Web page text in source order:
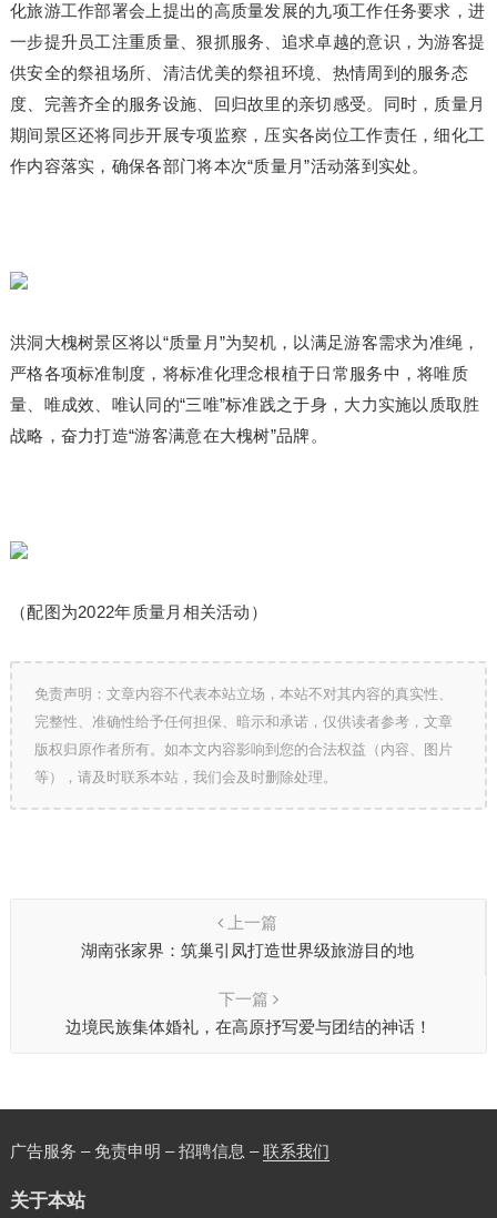
化旅游工作部署会上提出的高质量发展的九项工作任务要求，进
一步提升员工注重质量、狠抓服务、追求卓越的意识，为游客提
供安全的祭祖场所、清洁优美的祭祖环境、热情周到的服务态
度、完善齐全的服务设施、回归故里的亲切感受。同时，质量月
期间景区还将同步开展专项监察，压实各岗位工作责任，细化工
作内容落实，确保各部门将本次“质量月”活动落到实处。
洪洞大槐树景区将以“质量月”为契机，以满足游客需求为准绳，
严格各项标准制度，将标准化理念根植于日常服务中，将唯质
量、唯成效、唯认同的“三唯”标准践之于身，大力实施以质取胜
战略，奋力打造“游客满意在大槐树”品牌。
（配图为2022年质量月相关活动）
免责声明：文章内容不代表本站立场，本站不对其内容的真实性、
完整性、准确性给予任何担保、暗示和承诺，仅供读者参考，文章
版权归原作者所有。如本文内容影响到您的合法权益（内容、图片
等），请及时联系本站，我们会及时删除处理。
上一篇
湖南张家界：筑巢引凤打造世界级旅游目的地
下一篇
边境民族集体婚礼，在高原抒写爱与团结的神话！
广告服务 – 免责申明 – 招聘信息 –联系我们
关于本站